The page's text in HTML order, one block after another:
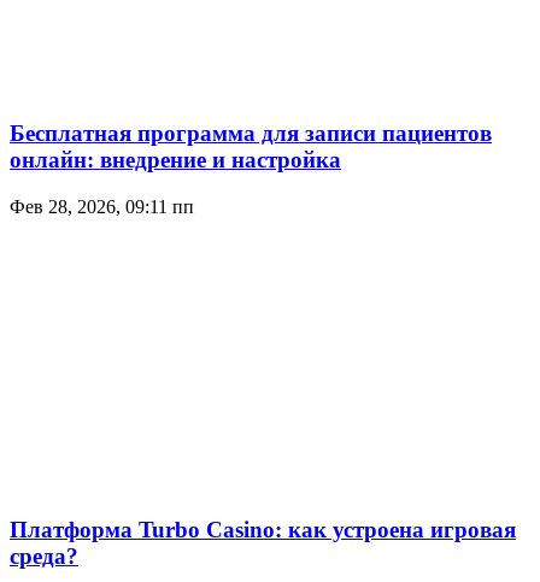
Бесплатная программа для записи пациентов
онлайн: внедрение и настройка
Фев 28, 2026, 09:11 пп
Платформа Turbo Casino: как устроена игровая
среда?